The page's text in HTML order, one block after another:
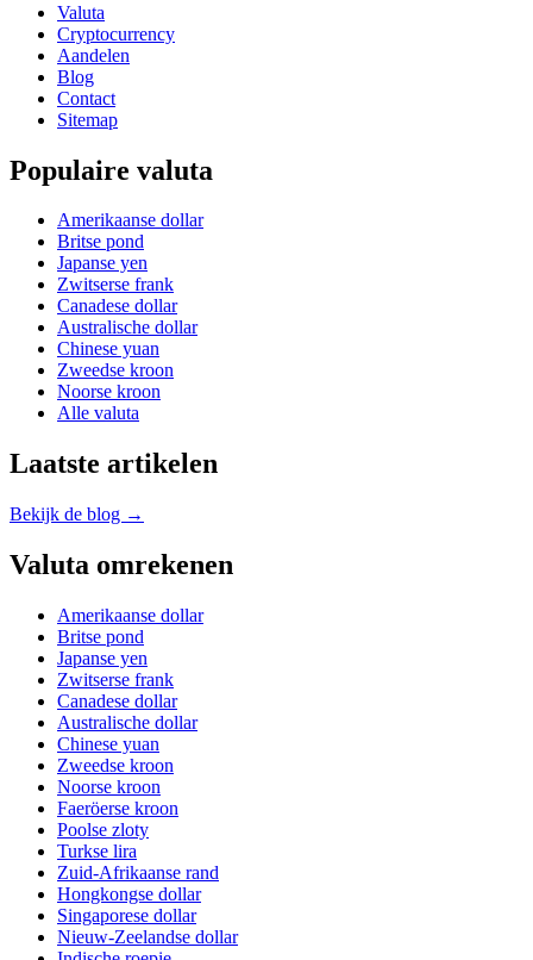
Valuta
Cryptocurrency
Aandelen
Blog
Contact
Sitemap
Populaire valuta
Amerikaanse dollar
Britse pond
Japanse yen
Zwitserse frank
Canadese dollar
Australische dollar
Chinese yuan
Zweedse kroon
Noorse kroon
Alle valuta
Laatste artikelen
Bekijk de blog →
Valuta omrekenen
Amerikaanse dollar
Britse pond
Japanse yen
Zwitserse frank
Canadese dollar
Australische dollar
Chinese yuan
Zweedse kroon
Noorse kroon
Faeröerse kroon
Poolse zloty
Turkse lira
Zuid-Afrikaanse rand
Hongkongse dollar
Singaporese dollar
Nieuw-Zeelandse dollar